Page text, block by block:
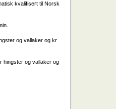
kvalifisert til Norsk
og vallaker og kr
hingster og vallaker og